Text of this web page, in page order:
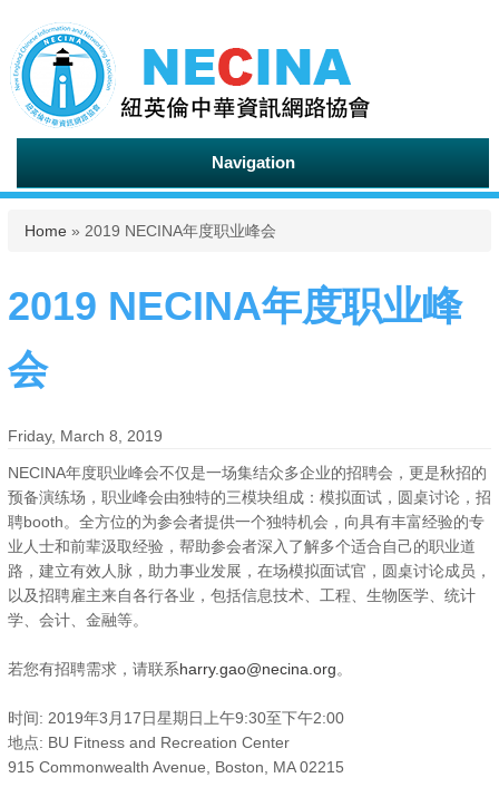
Navigation
You are here
Home » 2019 NECINA年度职业峰会
2019 NECINA年度职业峰
会
Friday, March 8, 2019
NECINA年度职业峰会不仅是一场集结众多企业的招聘会，更是秋招的
预备演练场，职业峰会由独特的三模块组成：模拟面试，圆桌讨论，招
聘booth。全方位的为参会者提供一个独特机会，向具有丰富经验的专
业人士和前辈汲取经验，帮助参会者深入了解多个适合自己的职业道
路，建立有效人脉，助力事业发展，在场模拟面试官，圆桌讨论成员，
以及招聘雇主来自各行各业，包括信息技术、工程、生物医学、统计
学、会计、金融等。
若您有招聘需求，请联系harry.gao@necina.org。
时间: 2019年3月17日星期日上午9:30至下午2:00
地点: BU Fitness and Recreation Center
915 Commonwealth Avenue, Boston, MA 02215